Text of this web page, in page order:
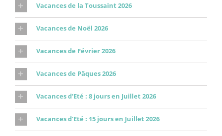
Vacances de la Toussaint 2026
Vacances de Noël 2026
Vacances de Février 2026
Vacances de Pâques 2026
Vacances d'Eté : 8 jours en Juillet 2026
Vacances d'Eté : 15 jours en Juillet 2026